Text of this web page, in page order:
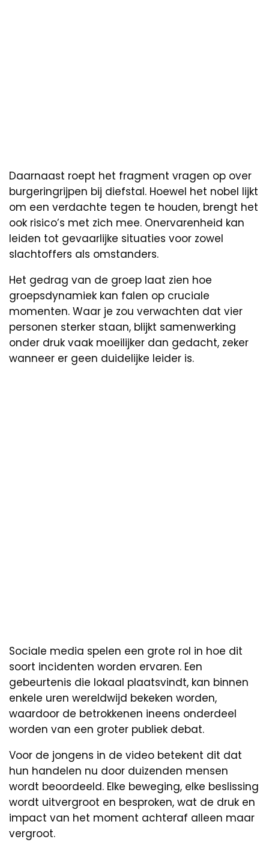
Daarnaast roept het fragment vragen op over
burgeringrijpen bij diefstal. Hoewel het nobel lijkt
om een verdachte tegen te houden, brengt het
ook risico’s met zich mee. Onervarenheid kan
leiden tot gevaarlijke situaties voor zowel
slachtoffers als omstanders.
Het gedrag van de groep laat zien hoe
groepsdynamiek kan falen op cruciale
momenten. Waar je zou verwachten dat vier
personen sterker staan, blijkt samenwerking
onder druk vaak moeilijker dan gedacht, zeker
wanneer er geen duidelijke leider is.
Sociale media spelen een grote rol in hoe dit
soort incidenten worden ervaren. Een
gebeurtenis die lokaal plaatsvindt, kan binnen
enkele uren wereldwijd bekeken worden,
waardoor de betrokkenen ineens onderdeel
worden van een groter publiek debat.
Voor de jongens in de video betekent dit dat
hun handelen nu door duizenden mensen
wordt beoordeeld. Elke beweging, elke beslissing
wordt uitvergroot en besproken, wat de druk en
impact van het moment achteraf alleen maar
vergroot.